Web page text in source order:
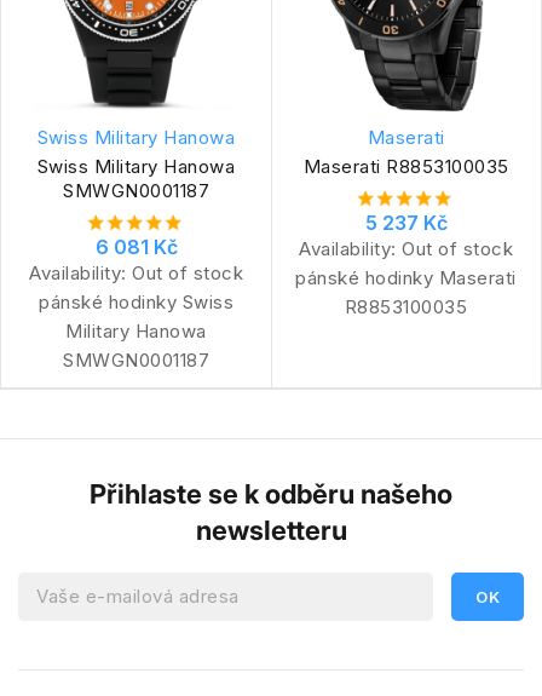
Swiss Military Hanowa
Swiss Military Hanowa
SMWGN0001187
6 081 Kč
Availability: Out of stock
pánské hodinky Swiss
Military Hanowa
SMWGN0001187
Maserati
Maserati R8853100035
5 237 Kč
Availability: Out of stock
pánské hodinky Maserati
R8853100035
Přihlaste se k odběru našeho
newsletteru